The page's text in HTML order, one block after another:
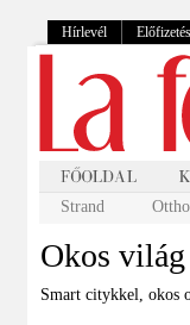
Hírlevél Előfizetés
Strand
Okos világ
Smart citykkel, okos